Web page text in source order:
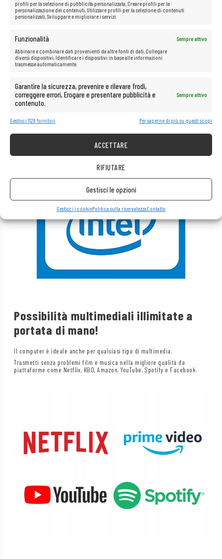
profili per la selezione di pubblicità personalizzata, Creare profili per la
personalizzazione dei contenuti, Utilizzare profili per la selezione di contenuti
personalizzati, Sviluppare e migliorare i servizi.
Funzionalità
Sempre attivo
Abbinare e combinare dati provenienti da altre fonti di dati, Collegare
diversi dispositivi, Identificare i dispositivi in base alle informazioni
trasmesse automaticamente.
Garantire la sicurezza, prevenire e rilevare frodi,
correggere errori, Erogare e presentare pubblicità e
contenuto.
Sempre attivo
Gestisci 1129 fornitori Per saperne di più su questi scopi
ACCETTARE
RIFIUTARE
Gestisci le opzioni
Gestisci i cookiePolitica sulla riservatezzaContatto
La tecnologia Intel HD Graphics garantisce una qualità dell’immagine
eccezionale, sia durante i giochi, sia durante l’editing video o la visione
di film. La scelta perfetta per gli utenti che apprezzano un’esperienza
visiva di alta qualità.
Possibilità multimediali illimitate a
portata di mano!
Il computer è ideale anche per qualsiasi tipo di multimedia.
Trasmetti senza problemi film e musica nella migliore qualità da
piattaforme come Netflix, HBO, Amazon, YouTube, Spotify e Facebook.